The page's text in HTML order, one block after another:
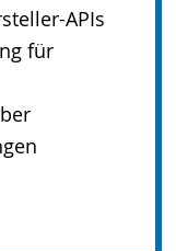
APIs
für